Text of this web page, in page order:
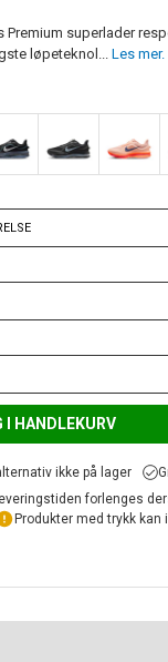
Premium superlader
løpeteknol... Les mer.
I HANDLEKURV
ikke på lager
forlenges
Produkter med trykk